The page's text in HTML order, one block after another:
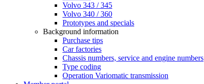
Volvo 343 / 345
Volvo 340 / 360
Prototypes and specials
Background information
Purchase tips
Car factories
Chassis numbers, service and engine numbers
Type coding
Operation Variomatic transmission